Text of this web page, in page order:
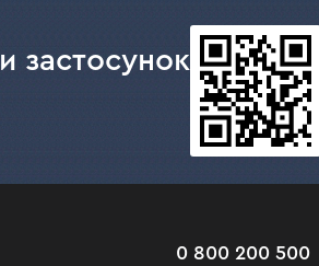
застосунок
0 800 200 500